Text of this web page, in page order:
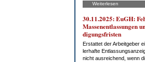
Weiterlesen
30.11.2025: EuGH:
Mas­sen­ent­las­sun­gen
di­gungs­fris­ten
Er­stat­tet der Ar­beit­ge­ber
ler­haf­te
nicht aus­rei­chend, wenn